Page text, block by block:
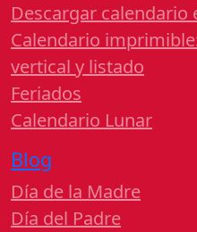
Descargar calendario
Calendario
vertical y listado
Feriados
Calendario Lunar
Blog
Día de la Madre
Día del Padre